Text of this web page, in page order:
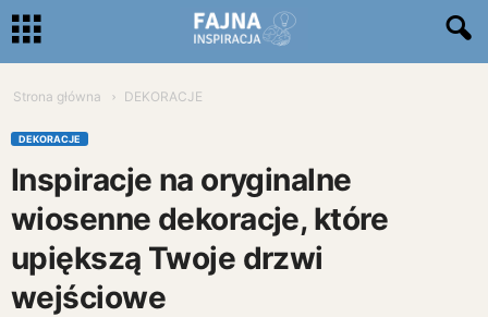
Strona główna DEKORACJE
DEKORACJE
Inspiracje na oryginalne
wiosenne dekoracje, które
upiększą Twoje drzwi
wejściowe